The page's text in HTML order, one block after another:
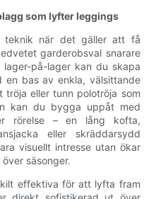
som lyfter leggings
teknik när det gäller att få
garderobsval snarare
lager-på-lager kan du skapa
en bas av enkla, välsittande
eller tunn polotröja som
kan du bygga uppåt med
rörelse – en lång kofta,
eller skräddarsydd
visuellt intresse utan ökar
säsonger.
effektiva för att lyfta fram